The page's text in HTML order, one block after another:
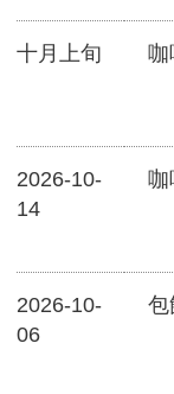
十月上旬 咖
2026-10-
14
咖
2026-10-
06
包